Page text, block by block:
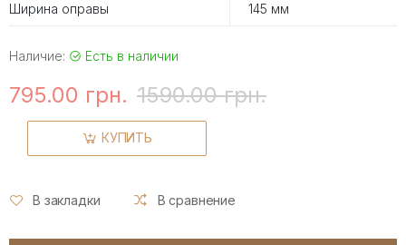
Ширина оправы 145 мм
Наличие: Есть в наличии
795.00 грн. 1590.00 грн.
КУПИТЬ
В закладки В сравнение